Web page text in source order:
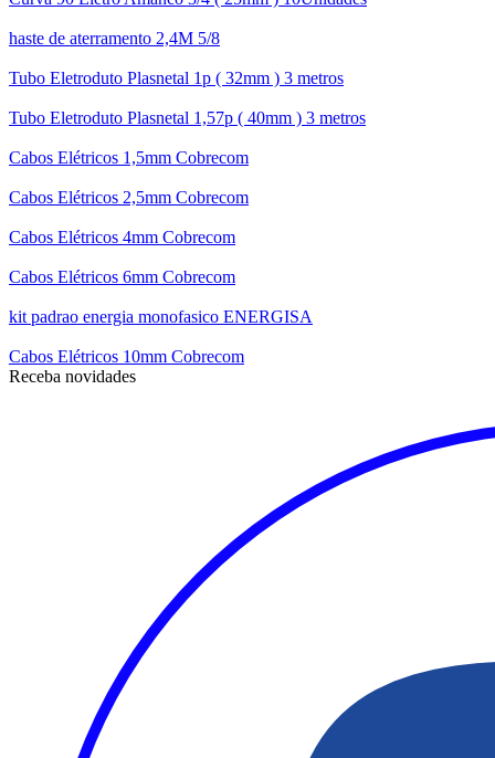
haste de aterramento 2,4M 5/8
Tubo Eletroduto Plasnetal 1p ( 32mm ) 3 metros
Tubo Eletroduto Plasnetal 1,57p ( 40mm ) 3 metros
Cabos Elétricos 1,5mm Cobrecom
Cabos Elétricos 2,5mm Cobrecom
Cabos Elétricos 4mm Cobrecom
Cabos Elétricos 6mm Cobrecom
kit padrao energia monofasico ENERGISA
Cabos Elétricos 10mm Cobrecom
Receba novidades